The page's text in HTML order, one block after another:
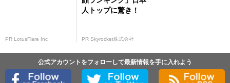
PR LotusFlare Inc
人トップに驚き！
PR Skyrocket株式会社
公式アカウントをフォローして最新情報を手に入れよう